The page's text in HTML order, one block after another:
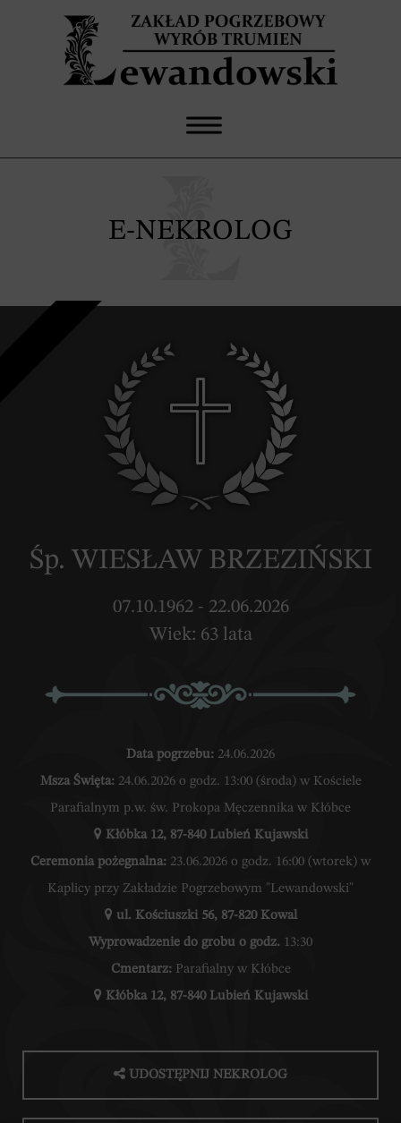
E-NEKROLOG
Śp. WIESŁAW BRZEZIŃSKI
07.10.1962 - 22.06.2026
Wiek: 63 lata
Data pogrzebu: 24.06.2026
Msza Święta: 24.06.2026 o godz. 13:00 (środa) w Kościele
Parafialnym p.w. św. Prokopa Męczennika w Kłóbce
Kłóbka 12, 87-840 Lubień Kujawski
Ceremonia pożegnalna: 23.06.2026 o godz. 16:00 (wtorek) w
Kaplicy przy Zakładzie Pogrzebowym "Lewandowski"
ul. Kościuszki 56, 87-820 Kowal
Wyprowadzenie do grobu o godz. 13:30
Cmentarz: Parafialny w Kłóbce
Kłóbka 12, 87-840 Lubień Kujawski
UDOSTĘPNIJ NEKROLOG